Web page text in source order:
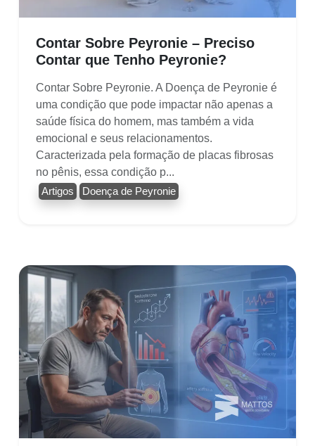
Contar Sobre Peyronie – Preciso
Contar que Tenho Peyronie?
Contar Sobre Peyronie. A Doença de Peyronie é
uma condição que pode impactar não apenas a
saúde física do homem, mas também a vida
emocional e seus relacionamentos.
Caracterizada pela formação de placas fibrosas
no pênis, essa condição p...
Artigos Doença de Peyronie